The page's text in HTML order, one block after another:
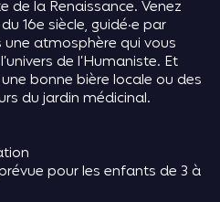
de la Renaissance. Venez
16e siècle, guidé·e par
atmosphère qui vous
de l’Humaniste. Et
bonne bière locale ou des
du jardin médicinal.
pour les enfants de 3 à